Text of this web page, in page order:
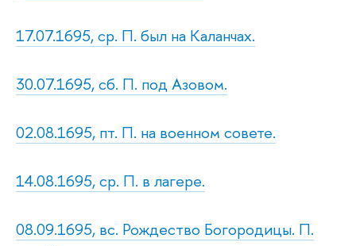
17.07.1695, ср. П. был на Каланчах.
30.07.1695, сб. П. под Азовом.
02.08.1695, пт. П. на военном совете.
14.08.1695, ср. П. в лагере.
08.09.1695, вс. Рождество Богородицы. П.